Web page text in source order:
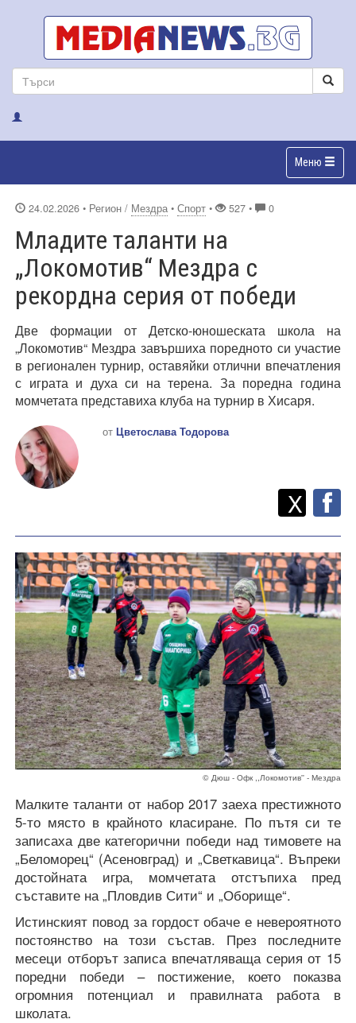
Меню
24.02.2026 • Регион / Мездра • Спорт • 527 • 0
Младите таланти на
„Локомотив“ Мездра с
рекордна серия от победи
Две формации от Детско-юношеската школа на
„Локомотив“ Мездра завършиха поредното си участие
в регионален турнир, оставяйки отлични впечатления
с играта и духа си на терена. За поредна година
момчетата представиха клуба на турнир в Хисаря.
от Цветослава Тодорова
Споделете
X
© Дюш - Офк ,,Локомотив'' - Мездра
Малките таланти от набор 2017 заеха престижното
5-то място в крайното класиране. По пътя си те
записаха две категорични победи над тимовете на
„Беломорец“ (Асеновград) и „Светкавица“. Въпреки
достойната игра, момчетата отстъпиха пред
съставите на „Пловдив Сити“ и „Оборище“.
Истинският повод за гордост обаче е невероятното
постоянство на този състав. През последните
месеци отборът записа впечатляваща серия от 15
поредни победи – постижение, което показва
огромния потенциал и правилната работа в
школата.